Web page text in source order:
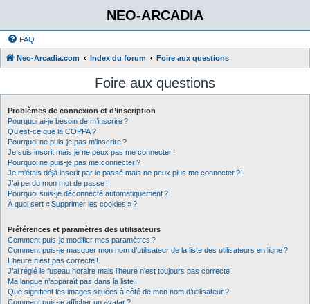
NEO-ARCADIA
FAQ
Neo-Arcadia.com Index du forum Foire aux questions
Foire aux questions
Problèmes de connexion et d’inscription
Pourquoi ai-je besoin de m’inscrire ?
Qu’est-ce que la COPPA ?
Pourquoi ne puis-je pas m’inscrire ?
Je suis inscrit mais je ne peux pas me connecter !
Pourquoi ne puis-je pas me connecter ?
Je m’étais déjà inscrit par le passé mais ne peux plus me connecter ?!
J’ai perdu mon mot de passe !
Pourquoi suis-je déconnecté automatiquement ?
À quoi sert « Supprimer les cookies » ?
Préférences et paramètres des utilisateurs
Comment puis-je modifier mes paramètres ?
Comment puis-je masquer mon nom d’utilisateur de la liste des utilisateurs en ligne ?
L’heure n’est pas correcte !
J’ai réglé le fuseau horaire mais l’heure n’est toujours pas correcte !
Ma langue n’apparaît pas dans la liste !
Que signifient les images situées à côté de mon nom d’utilisateur ?
Comment puis-je afficher un avatar ?